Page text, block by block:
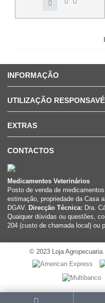
INFORMAÇÃO
UTILIZAÇÃO
EXTRAS
CONTACTOS
Medicamentos Veterinários
Posto de venda de
estimação, propriedade da Casa
DGAV. Direcção Técnica: Dra.
Quaiquer dúvidas ou questões,
204 (custo de chamada local) ou
© 2023 Loja